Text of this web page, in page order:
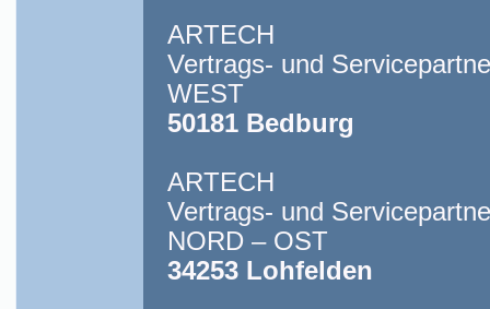
ARTECH
Vertrags- und
WEST
50181 Bedburg
ARTECH
Vertrags- und
NORD – OST
34253 Lohfelden